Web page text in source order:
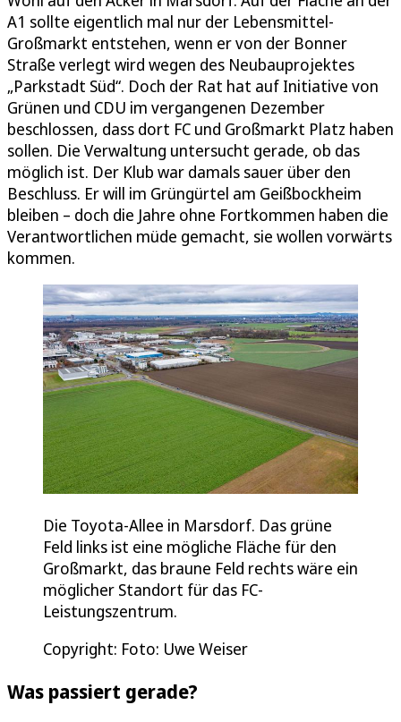
A1 sollte eigentlich mal nur der Lebensmittel-
Großmarkt entstehen, wenn er von der Bonner
Straße verlegt wird wegen des Neubauprojektes
„Parkstadt Süd“. Doch der Rat hat auf Initiative von
Grünen und CDU im vergangenen Dezember
beschlossen, dass dort FC und Großmarkt Platz haben
sollen. Die Verwaltung untersucht gerade, ob das
möglich ist. Der Klub war damals sauer über den
Beschluss. Er will im Grüngürtel am Geißbockheim
bleiben – doch die Jahre ohne Fortkommen haben die
Verantwortlichen müde gemacht, sie wollen vorwärts
kommen.
Die Toyota-Allee in Marsdorf. Das grüne
Feld links ist eine mögliche Fläche für den
Großmarkt, das braune Feld rechts wäre ein
möglicher Standort für das FC-
Leistungszentrum.
Copyright: Foto: Uwe Weiser
Was passiert gerade?